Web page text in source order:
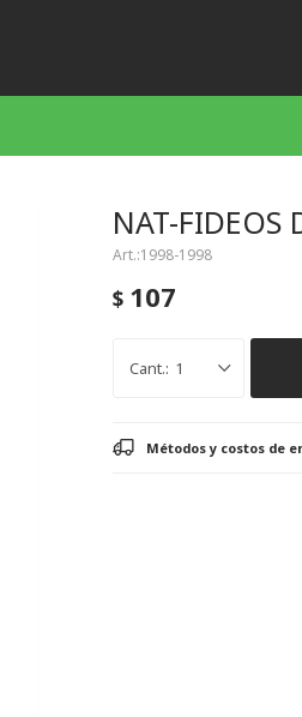
NAT-FIDEOS
1998-1998
$ 107
1
Métodos y costos de